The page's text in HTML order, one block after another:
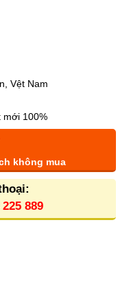
Vệt Nam
mới 100%
không mua
889